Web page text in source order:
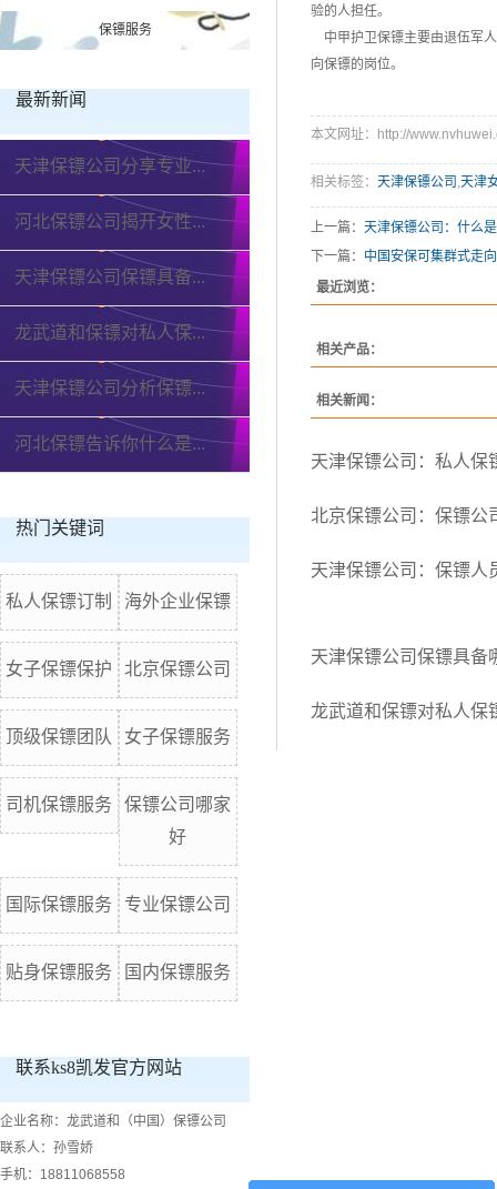
保镖服务
最新新闻
天津保镖公司分享专业...
河北保镖公司揭开女性...
天津保镖公司保镖具备...
龙武道和保镖对私人保...
天津保镖公司分析保镖...
河北保镖告诉你什么是...
热门关键词
私人保镖订制 海外企业保镖
女子保镖保护 北京保镖公司
顶级保镖团队 女子保镖服务
司机保镖服务
保镖公司哪家
好
国际保镖服务 专业保镖公司
贴身保镖服务 国内保镖服务
联系ks8凯发官方网站
企业名称：龙武道和（中国）保镖公司
联系人：孙雪娇
手机：18811068558
验的人担任。
中甲护卫保镖主要由退伍军
向保镖的岗位。
本文网址：http://
相关标签： 天津保镖公司 ,天津
上一篇： 天津保镖公司：什么
下一篇： 中国安保可集群式走
最近浏览：
相关产品：
相关新闻：
天津保镖公司：私人保
北京保镖公司：保镖公
天津保镖公司：保镖人
天津保镖公司保镖具备
龙武道和保镖对私人保